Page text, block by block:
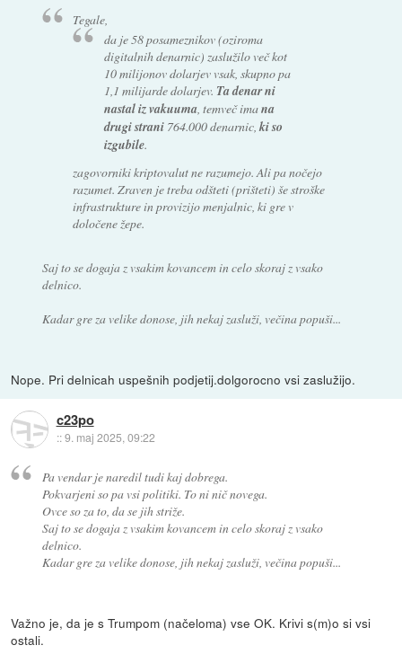
Tegale,
da je 58 posameznikov (oziroma
digitalnih denarnic) zaslužilo več kot
10 milijonov dolarjev vsak, skupno pa
1,1 milijarde dolarjev. Ta denar ni
nastal iz vakuuma, temveč imana
drugi strani764.000 denarnic,ki so
izgubile.
zagovorniki kriptovalut ne razumejo. Ali pa nočejo
razumet. Zraven je treba odšteti (prišteti) še stroške
infrastrukture in provizijo menjalnic, ki gre v
določene žepe.
Saj to se dogaja z vsakim kovancem in celo skoraj z vsako
delnico.
Kadar gre za velike donose, jih nekaj zasluži, večina popuši...
Nope. Pri delnicah uspešnih podjetij.dolgorocno vsi zaslužijo.
c23po
::9. maj 2025, 09:22
Pa vendar je naredil tudi kaj dobrega.
Pokvarjeni so pa vsi politiki. To ni nič novega.
Ovce so za to, da se jih striže.
Saj to se dogaja z vsakim kovancem in celo skoraj z vsako
delnico.
Kadar gre za velike donose, jih nekaj zasluži, večina popuši...
Važno je, da je s Trumpom (načeloma) vse OK. Krivi s(m)o si vsi
ostali.